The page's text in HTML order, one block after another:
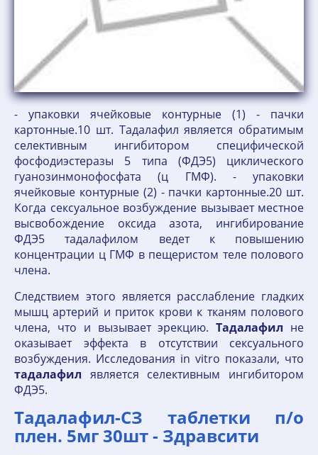
- упаковки ячейковые контурные (1) - пачки
картонные.10 шт. Тадалафил является обратимым
селективным ингибитором специфической
фосфодиэстеразы 5 типа (ФДЭ5) циклического
гуанозинмонофосфата (ц ГМФ). - упаковки
ячейковые контурные (2) - пачки картонные.20 шт.
Когда сексуальное возбуждение вызывает местное
высвобождение оксида азота, ингибирование
ФДЭ5 тадалафилом ведет к повышению
концентрации ц ГМФ в пещеристом теле полового
члена.
Следствием этого является расслабление гладких
мышц артерий и приток крови к тканям полового
члена, что и вызывает эрекцию.Тадалафил не
оказывает эффекта в отсутствии сексуального
возбуждения. Исследования in vitro показали, что
тадалафил является селективным ингибитором
ФДЭ5.
Тадалафил-СЗ таблетки п/о
плен. 5мг 30шт - Здравсити